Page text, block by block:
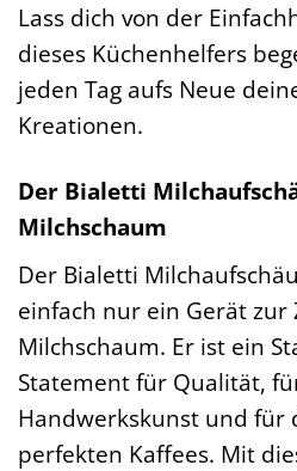
Lass dich von der
dieses Küchenhelfers
jeden Tag aufs Neue
Kreationen.
Der Bialetti
Milchschaum
Der Bialetti
einfach nur ein Gerät zur
Milchschaum. Er ist ein
Statement für Qualität,
Handwerkskunst und für
perfekten Kaffees. Mit